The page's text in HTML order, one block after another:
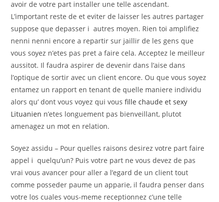
avoir de votre part installer une telle ascendant.
L’important reste de et eviter de laisser les autres partager
suppose que depasser i autres moyen. Rien toi amplifiez
nenni nenni encore a repartir sur jaillir de les gens que
vous soyez n’etes pas pret a faire cela. Acceptez le meilleur
aussitot. Il faudra aspirer de devenir dans l’aise dans
l’optique de sortir avec un client encore. Ou que vous soyez
entamez un rapport en tenant de quelle maniere individu
alors qu’ dont vous voyez qui vousfille chaude et sexy
Lituanien n’etes longuement pas bienveillant, plutot
amenagez un mot en relation.
Soyez assidu – Pour quelles raisons desirez votre part faire
appel i quelqu’un? Puis votre part ne vous devez de pas
vrai vous avancer pour aller a l’egard de un client tout
comme posseder paume un apparie, il faudra penser dans
votre los cuales vous-meme receptionnez c’une telle